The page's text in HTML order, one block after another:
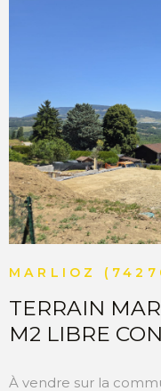
emplacement
maison dans un
et sa proximité avec
chez Matesa
MARLIOZ
TERRAIN
M2 LIBRE
À vendre sur la